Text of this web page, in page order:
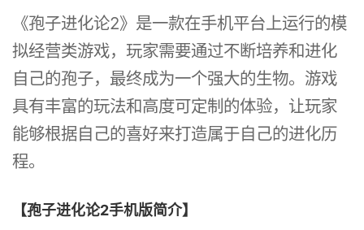
《孢子进化论2》是一款在手机平台上运行的模
拟经营类游戏，玩家需要通过不断培养和进化
自己的孢子，最终成为一个强大的生物。游戏
具有丰富的玩法和高度可定制的体验，让玩家
能够根据自己的喜好来打造属于自己的进化历
程。
【孢子进化论2手机版简介】